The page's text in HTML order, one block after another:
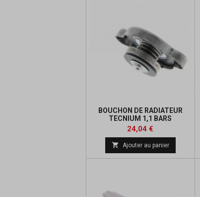
BOUCHON DE RADIATEUR
TECNIUM 1,1 BARS
Prix
24,04 €
 Ajouter au panier